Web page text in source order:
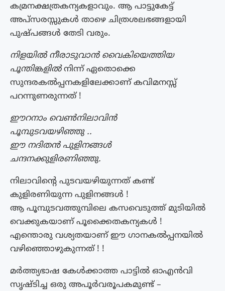
കമ്രനക്ഷത്രകന്യകളാവും. ആ പാട്ടുകേട്ട്
അപ്സരസ്സുകൾ താഴെ ചിത്രശലഭങ്ങളായി
പുഷ്പങ്ങൾ തേടി വരും.
നിളയിൽ നീരാടുവാൻ വൈകിയെത്തിയ
പൂന്തിങ്കളിൽനിന്ന് ഏതൊക്കെ
സുന്ദരകൽപ്പനകളിലേക്കാണ് കവിമനസ്സ്
പറന്നുണരുന്നത് !
ഈറനാം വെൺനിലാവിൻ
പൂമ്പുടവയഴിഞ്ഞു ..
ഈ നദിതൻ പുളിനങ്ങൾ
ചന്ദനക്കുളിരണിഞ്ഞു.
നിലാവിൻ്റെ പുടവയഴിയുന്നത് കണ്ട്
കുളിരണിയുന്ന പുളിനങ്ങൾ !
ആ പൂമ്പുടവത്തുമ്പിലെ കസവെടുത്ത് മുടിയിൽ
വെക്കുകയാണ് പൂക്കൈതകന്യകൾ !
എന്തൊരു വശ്യതയാണ് ഈ ഗാനകൽപ്പനയിൽ
വഴിഞ്ഞൊഴുകുന്നത് ! !
മർത്ത്യഭാഷ കേൾക്കാത്ത പാട്ടിൽ ഓഎൻവി
സൃഷ്ടിച്ച ഒരു അപൂർവരൂപകമുണ്ട് –